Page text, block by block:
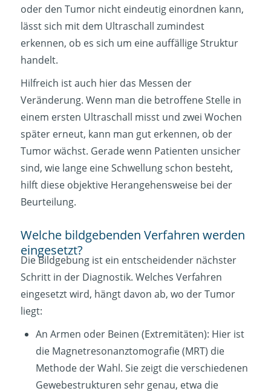
oder den Tumor nicht eindeutig einordnen kann,
lässt sich mit dem Ultraschall zumindest
erkennen, ob es sich um eine auffällige Struktur
handelt.
Hilfreich ist auch hier das Messen der
Veränderung. Wenn man die betroffene Stelle in
einem ersten Ultraschall misst und zwei Wochen
später erneut, kann man gut erkennen, ob der
Tumor wächst. Gerade wenn Patienten unsicher
sind, wie lange eine Schwellung schon besteht,
hilft diese objektive Herangehensweise bei der
Beurteilung.
Welche bildgebenden Verfahren werden
eingesetzt?
Die Bildgebung ist ein entscheidender nächster
Schritt in der Diagnostik. Welches Verfahren
eingesetzt wird, hängt davon ab, wo der Tumor
liegt:
An Armen oder Beinen (Extremitäten): Hier ist
die Magnetresonanztomografie (MRT) die
Methode der Wahl. Sie zeigt die verschiedenen
Gewebestrukturen sehr genau, etwa die